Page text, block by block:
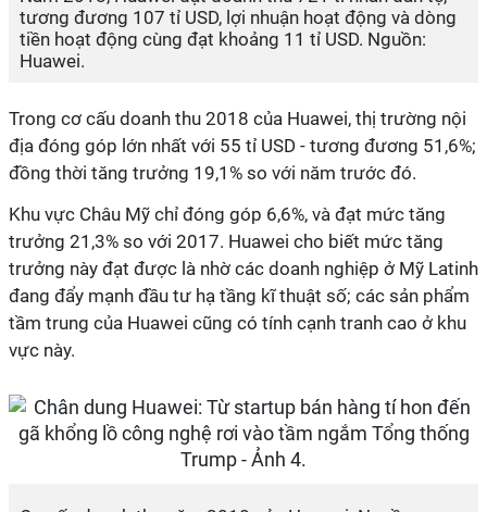
tương đương 107 tỉ USD, lợi nhuận hoạt động và dòng
tiền hoạt động cùng đạt khoảng 11 tỉ USD. Nguồn:
Huawei.
Trong cơ cấu doanh thu 2018 của Huawei, thị trường nội
địa đóng góp lớn nhất với 55 tỉ USD - tương đương 51,6%;
đồng thời tăng trưởng 19,1% so với năm trước đó.
Khu vực Châu Mỹ chỉ đóng góp 6,6%, và đạt mức tăng
trưởng 21,3% so với 2017. Huawei cho biết mức tăng
trưởng này đạt được là nhờ các doanh nghiệp ở Mỹ Latinh
đang đẩy mạnh đầu tư hạ tầng kĩ thuật số; các sản phẩm
tầm trung của Huawei cũng có tính cạnh tranh cao ở khu
vực này.